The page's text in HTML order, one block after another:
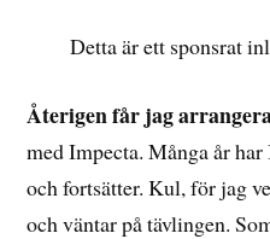
Detta är ett sponsrat
Återigen får jag
med Impecta. Många år
och fortsätter. Kul, för jag
och väntar på tävlingen.